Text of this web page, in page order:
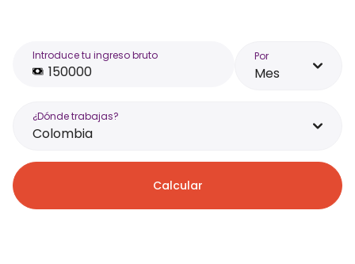
Introduce tu ingreso bruto Por
Mes
¿Dónde trabajas?
Colombia
Calcular